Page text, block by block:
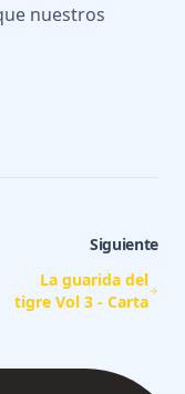
nuestros
Siguiente
La guarida del
tigre Vol 3 - Carta